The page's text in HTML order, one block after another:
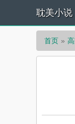
耽美小说
首页